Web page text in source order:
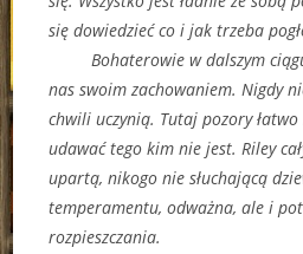
się dowiedzieć co i jak trzeba
Bohaterowie w dalszym
nas swoim zachowaniem. Nigdy
chwili uczynią. Tutaj pozory
udawać tego kim nie jest. Riley
upartą, nikogo nie słuchającą
temperamentu, odważna, ale i
rozpieszczania.